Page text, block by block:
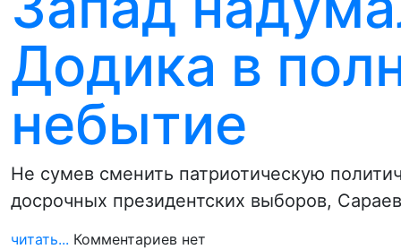
Додика в
небытие
Не сумев сменить патриотическую
досрочных президентских выборов,
читать... Комментариев нет